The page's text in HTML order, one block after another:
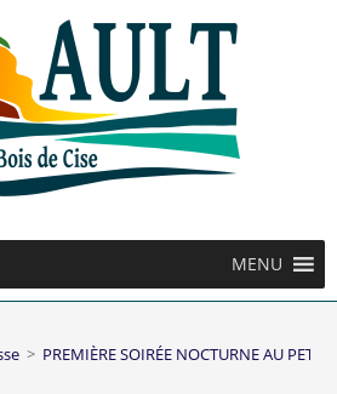
d’outils
MENU
> PREMIÈRE SOIRÉE NOCTURNE AU PETIT